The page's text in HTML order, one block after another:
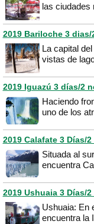
las ciudades
2019 Bariloche 3
La capital
vistas de
2019 Iguazú 3 días/2
Haciendo
uno de los
2019 Calafate 3 Días/
Situada al
encuentra
2019 Ushuaia 3 Días/
Ushuaia: En
encuentra la